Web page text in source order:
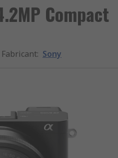
Compact
Fabricant: Sony